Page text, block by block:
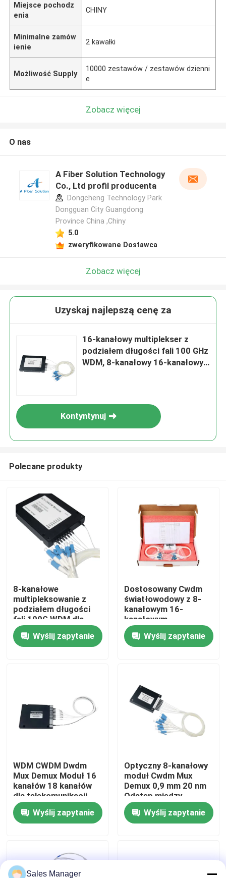
Dom
Produkty
Filmy
O nas
Kontrola jakości
Poprosić o wycenę
Patchcord światłowodowy
Miejsce pochodz
enia
CHINY
Minimalne zamów
ienie
2 kawałki
Możliwość Supply
10000 zestawów / zestawów dzienni
e
Zobacz więcej
O nas
A Fiber Solution Technology
Co., Ltd profil producenta
Dongcheng Technology Park
Dongguan City Guangdong
Province China ,Chiny
5.0
zweryfikowane Dostawca
Zobacz więcej
Uzyskaj najlepszą cenę za
16-kanałowy multiplekser z
podziałem długości fali 100 GHz
WDM, 8-kanałowy 16-kanałowy
Kontyntynuj
Polecane produkty
8-kanałowe
multipleksowanie z
podziałem długości
fali 100G WDM dla
centrum danych 5G
Wyślij zapytanie
Dostosowany Cwdm
światłowodowy z 8-
kanałowym 16-
kanałowym
demultiplekserem w
dół
Wyślij zapytanie
WDM CWDM Dwdm
Mux Demux Moduł 16
kanałów 18 kanałów
dla telekomunikacji
Wyślij zapytanie
Optyczny 8-kanałowy
moduł Cwdm Mux
Demux 0,9 mm 20 nm
Odstęp między
kanałami
Wyślij zapytanie
Sales Manager